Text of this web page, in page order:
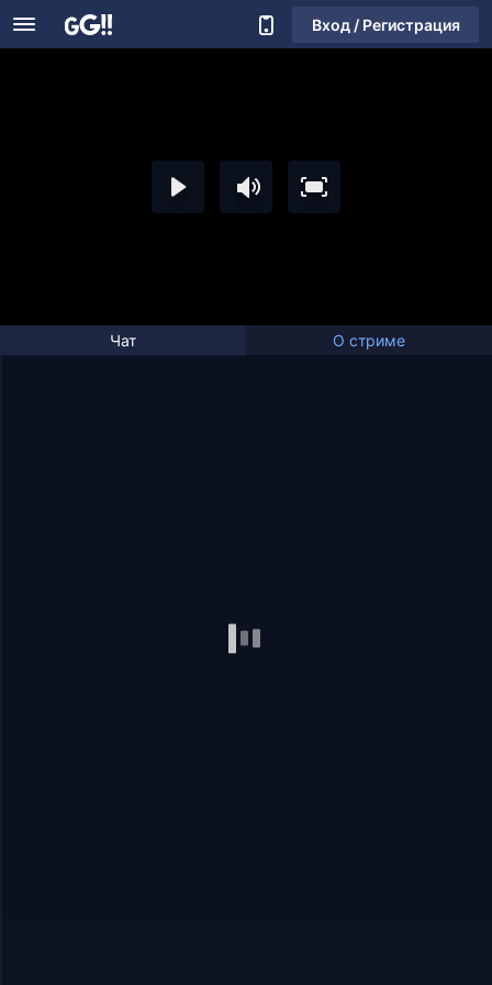
Вход / Регистрация
Чат О стриме